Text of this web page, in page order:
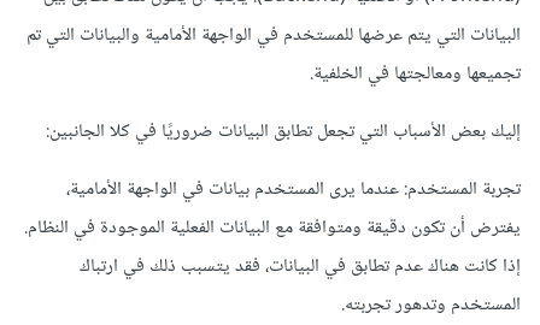
البيانات التي يتم عرضها للمستخدم في الواجهة الأمامية والبيانات التي تم
تجميعها ومعالجتها في الخلفية.
إليك بعض الأسباب التي تجعل تطابق البيانات ضروريًا في كلا الجانبين:
تجربة المستخدم: عندما يرى المستخدم بيانات في الواجهة الأمامية،
يفترض أن تكون دقيقة ومتوافقة مع البيانات الفعلية الموجودة في النظام.
إذا كانت هناك عدم تطابق في البيانات، فقد يتسبب ذلك في ارتباك
المستخدم وتدهور تجربته.